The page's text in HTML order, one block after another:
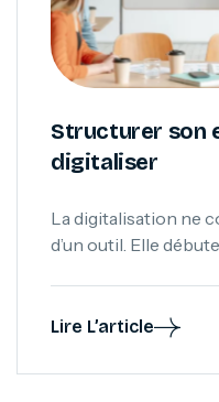
Structurer son
digitaliser
La digitalisation ne
d’un outil. Elle
pourquoi structurer
construire un
Lire L’article